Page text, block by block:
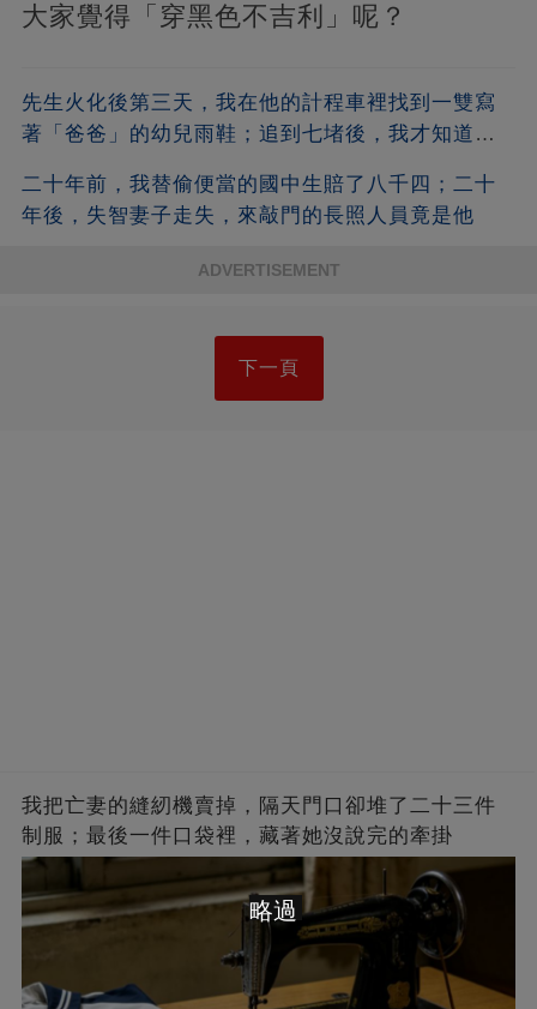
大家覺得「穿黑色不吉利」呢？
先生火化後第三天，我在他的計程車裡找到一雙寫
著「爸爸」的幼兒雨鞋；追到七堵後，我才知道他
二十年前，我替偷便當的國中生賠了八千四；二十
年後，失智妻子走失，來敲門的長照人員竟是他
ADVERTISEMENT
下一頁
我把亡妻的縫紉機賣掉，隔天門口卻堆了二十三件
制服；最後一件口袋裡，藏著她沒說完的牽掛
略過